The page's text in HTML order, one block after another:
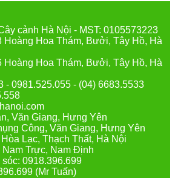
cảnh Hà Nội - MST: 0105573223
Hoàng Hoa Thám, Bưởi, Tây Hồ, Hà
Hoàng Hoa Thám, Bưởi, Tây Hồ, Hà
- 0981.525.055 - (04) 6683.5533
Văn Giang, Hưng Yên
Công, Văn Giang, Hưng Yên
Lạc, Thạch Thất, Hà Nội
Trực, Nam Định
0918.396.699
(Mr Tuấn)